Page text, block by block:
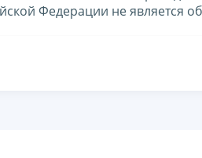
Федерации не является